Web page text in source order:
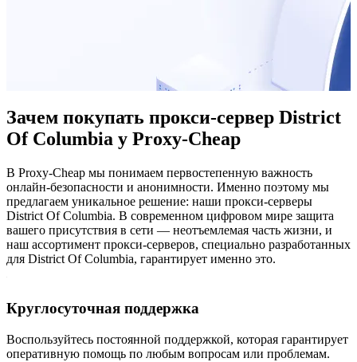
Зачем покупать прокси-сервер District
Of Columbia у Proxy-Cheap
В Proxy-Cheap мы понимаем первостепенную важность
онлайн-безопасности и анонимности. Именно поэтому мы
предлагаем уникальное решение: наши прокси-серверы
District Of Columbia. В современном цифровом мире защита
вашего присутствия в сети — неотъемлемая часть жизни, и
наш ассортимент прокси-серверов, специально разработанных
для District Of Columbia, гарантирует именно это.
Круглосуточная поддержка
Воспользуйтесь постоянной поддержкой, которая гарантирует
оперативную помощь по любым вопросам или проблемам.